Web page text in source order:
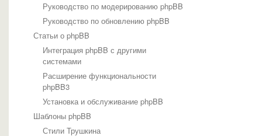
Руководство по модерированию phpBB
Руководство по обновлению phpBB
Статьи о phpBB
Интеграция phpBB с другими
системами
Расширение функциональности
phpBB3
Установка и обслуживание phpBB
Шаблоны phpBB
Стили Трушкина